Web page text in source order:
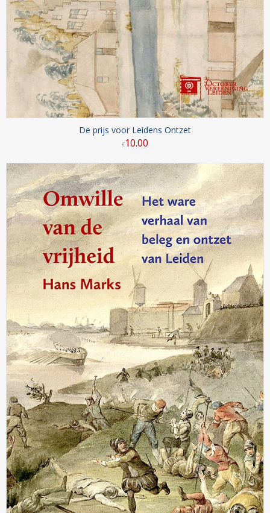
De prijs voor Leidens Ontzet
€10.00